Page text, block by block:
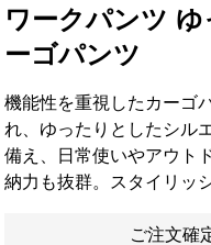
ワークパンツ
ーゴパンツ
機能性を重視したカーゴ
れ、ゆったりとしたシル
備え、日常使いやアウト
納力も抜群。スタイリッ
ご注文確